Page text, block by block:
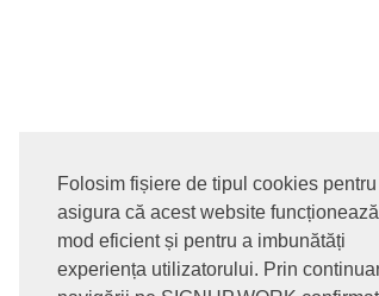
Folosim fișiere de tipul cookies
asigura că acest website
mod eficient și pentru a imbunătăți
experiența utilizatorului. Prin